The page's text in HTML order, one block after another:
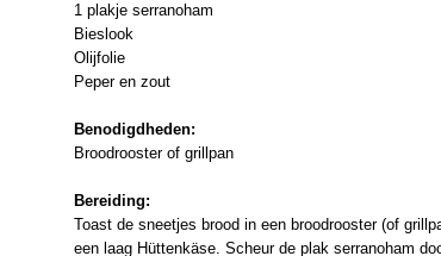
1 plakje serranoham
Bieslook
Olijfolie
Peper en zout
Benodigdheden:
Broodrooster of grillpan
Bereiding:
Toast de sneetjes brood in een broodrooster (of
een laag Hüttenkäse. Scheur de plak serranoham